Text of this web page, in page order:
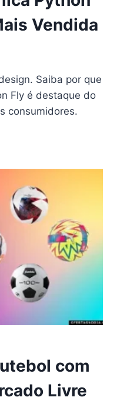
Vendida
Saiba por que
Fly é destaque do
consumidores.
com
Livre